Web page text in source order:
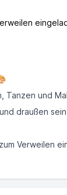
Tanzen und
draußen
Verweilen